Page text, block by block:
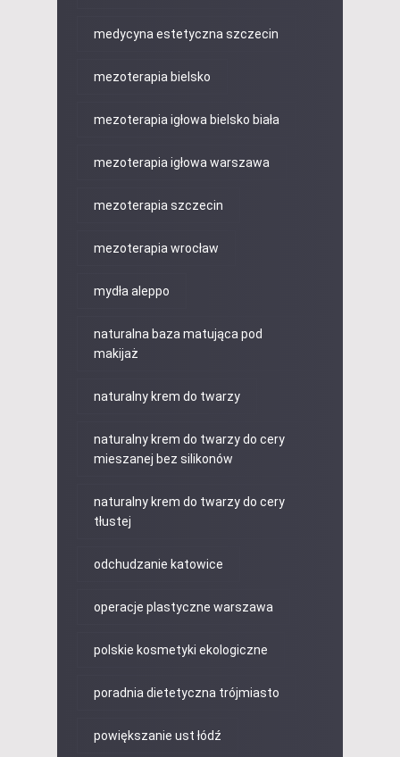
medycyna estetyczna szczecin
mezoterapia bielsko
mezoterapia igłowa bielsko biała
mezoterapia igłowa warszawa
mezoterapia szczecin
mezoterapia wrocław
mydła aleppo
naturalna baza matująca pod
makijaż
naturalny krem do twarzy
naturalny krem do twarzy do cery
mieszanej bez silikonów
naturalny krem do twarzy do cery
tłustej
odchudzanie katowice
operacje plastyczne warszawa
polskie kosmetyki ekologiczne
poradnia dietetyczna trójmiasto
powiększanie ust łódź